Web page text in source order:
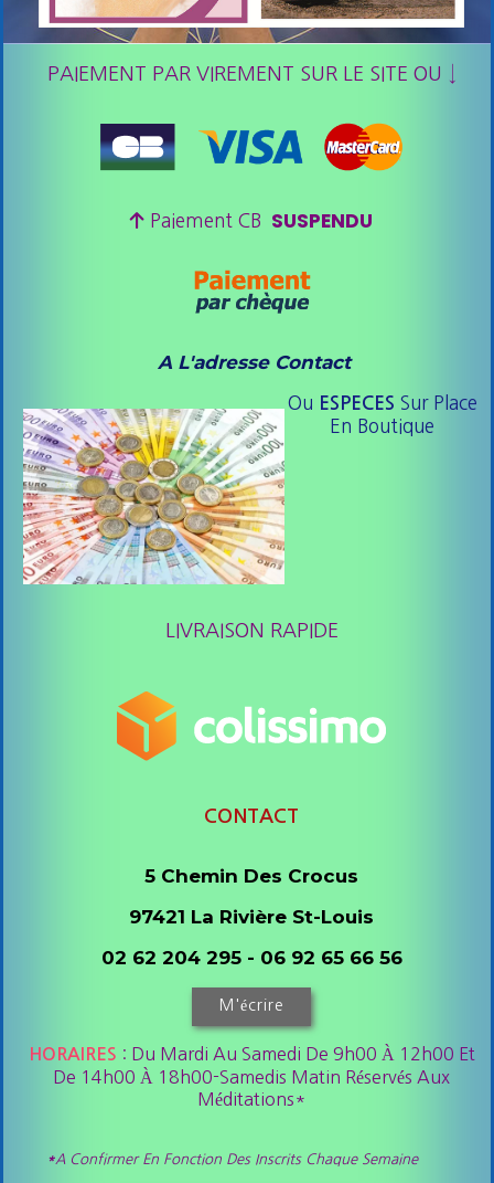
PAIEMENT PAR VIREMENT SUR LE SITE OU ↓
 Paiement CB SUSPENDU
A L'adresse Contact
Ou ESPECES Sur Place
En Boutique
LIVRAISON RAPIDE
CONTACT
5 Chemin Des Crocus
97421 La Rivière St-Louis
02 62 204 295 - 06 92 65 66 56
M'écrire
HORAIRES : Du Mardi Au Samedi De 9h00 À 12h00 Et
De 14h00 À 18h00-Samedis Matin Réservés Aux
Méditations*
*A Confirmer En Fonction Des Inscrits Chaque Semaine